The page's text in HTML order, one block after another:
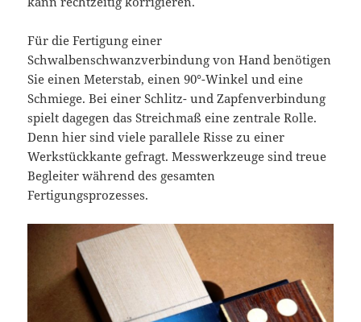
Für die Fertigung einer
Schwalbenschwanzverbindung von Hand benötigen
Sie einen Meterstab, einen 90°-Winkel und eine
Schmiege. Bei einer Schlitz- und Zapfenverbindung
spielt dagegen das Streichmaß eine zentrale Rolle.
Denn hier sind viele parallele Risse zu einer
Werkstückkante gefragt. Messwerkzeuge sind treue
Begleiter während des gesamten
Fertigungsprozesses.